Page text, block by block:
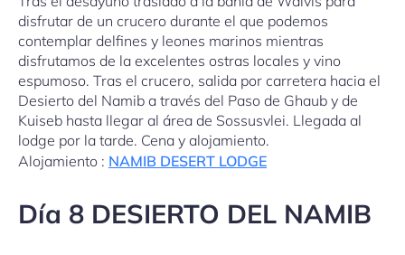
disfrutar de un crucero durante el que podemos
contemplar delfines y leones marinos mientras
disfrutamos de la excelentes ostras locales y vino
espumoso. Tras el crucero, salida por carretera hacia el
Desierto del Namib a través del Paso de Ghaub y de
Kuiseb hasta llegar al área de Sossusvlei. Llegada al
lodge por la tarde. Cena y alojamiento.
Alojamiento : NAMIB DESERT LODGE
Día 8 DESIERTO DEL NAMIB